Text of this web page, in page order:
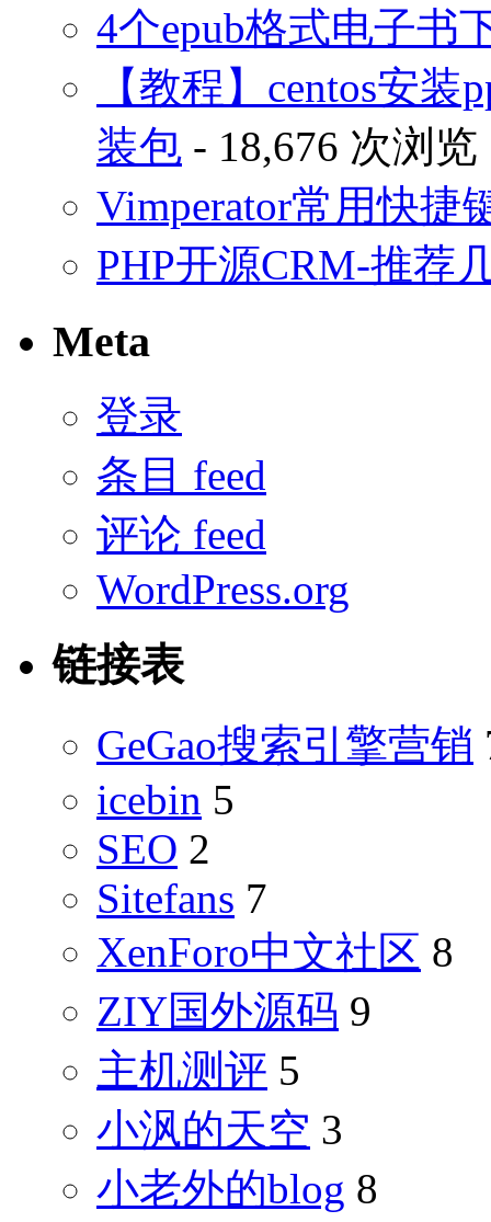
4个epub格式电子书
【教程】centos安
装包 - 18,676 次浏览
Vimperator常用快捷
PHP开源CRM-推荐
Meta
登录
条目 feed
评论 feed
WordPress.org
链接表
GeGao搜索引擎营销
icebin 5
SEO 2
Sitefans 7
XenForo中文社区 8
ZIY国外源码 9
主机测评 5
小沨的天空 3
小老外的blog 8